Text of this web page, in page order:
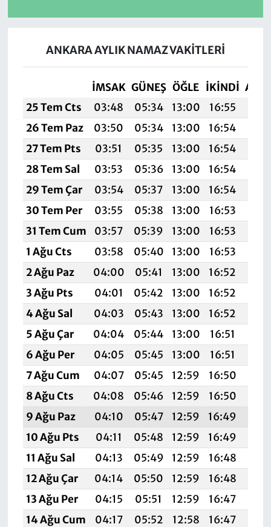
ANKARA AYLIK NAMAZ VAKITLERI
İMSAK GÜNEŞ ÖĞLE İKINDI
25 Tem Cts
03:48 05:34 13:00 16:55
26 Tem Paz
03:50 05:34 13:00 16:54
27 Tem Pts
03:51 05:35 13:00 16:54
28 Tem Sal
03:53 05:36 13:00 16:54
29 Tem Çar
03:54 05:37 13:00 16:54
30 Tem Per
03:55 05:38 13:00 16:53
31 Tem Cum
03:57 05:39 13:00 16:53
1 Ağu Cts
03:58 05:40 13:00 16:53
2 Ağu Paz
04:00 05:41 13:00 16:52
3 Ağu Pts
04:01 05:42 13:00 16:52
4 Ağu Sal
04:03 05:43 13:00 16:52
5 Ağu Çar
04:04 05:44 13:00 16:51
6 Ağu Per
04:05 05:45 13:00 16:51
7 Ağu Cum
04:07 05:45 12:59 16:50
8 Ağu Cts
04:08 05:46 12:59 16:50
9 Ağu Paz
04:10 05:47 12:59 16:49
10 Ağu Pts
04:11 05:48 12:59 16:49
11 Ağu Sal
04:13 05:49 12:59 16:48
12 Ağu Çar
04:14 05:50 12:59 16:48
13 Ağu Per
04:15 05:51 12:59 16:47
14 Ağu Cum
04:17 05:52 12:58 16:47